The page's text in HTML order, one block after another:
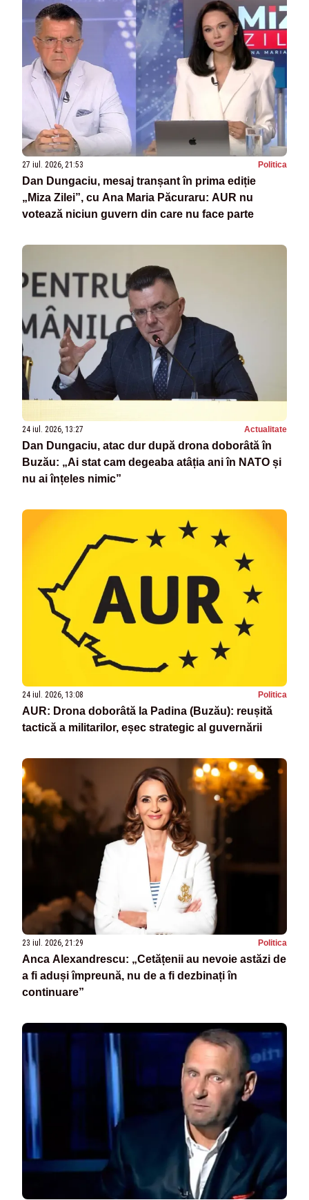
27 iul. 2026, 21:53 Politica
Dan Dungaciu, mesaj tranșant în prima ediție
„Miza Zilei”, cu Ana Maria Păcuraru: AUR nu
votează niciun guvern din care nu face parte
24 iul. 2026, 13:27 Actualitate
Dan Dungaciu, atac dur după drona doborâtă în
Buzău: „Ai stat cam degeaba atâția ani în NATO și
nu ai înțeles nimic”
24 iul. 2026, 13:08 Politica
AUR: Drona doborâtă la Padina (Buzău): reușită
tactică a militarilor, eșec strategic al guvernării
23 iul. 2026, 21:29 Politica
Anca Alexandrescu: „Cetățenii au nevoie astăzi de
a fi aduși împreună, nu de a fi dezbinați în
continuare”